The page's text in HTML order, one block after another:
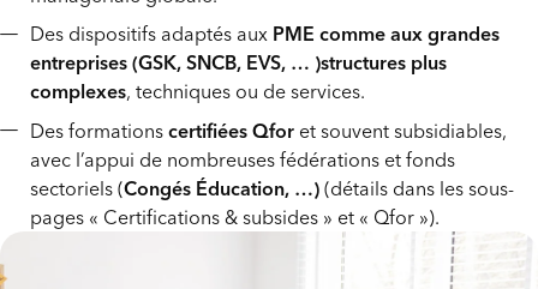
Des dispositifs adaptés aux PME comme aux grandes
entreprises (GSK, SNCB, EVS, … )structures plus
complexes, techniques ou de services.
Des formations certifiées Qfor et souvent subsidiables,
avec l’appui de nombreuses fédérations et fonds
sectoriels (Congés Éducation, …) (détails dans les sous-
pages « Certifications & subsides » et « Qfor »).